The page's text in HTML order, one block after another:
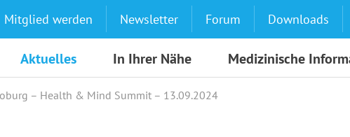
Mitglied werden Newsletter Forum Downloads
Aktuelles In Ihrer Nähe Medizinische
– Health & Mind Summit – 13.09.2024